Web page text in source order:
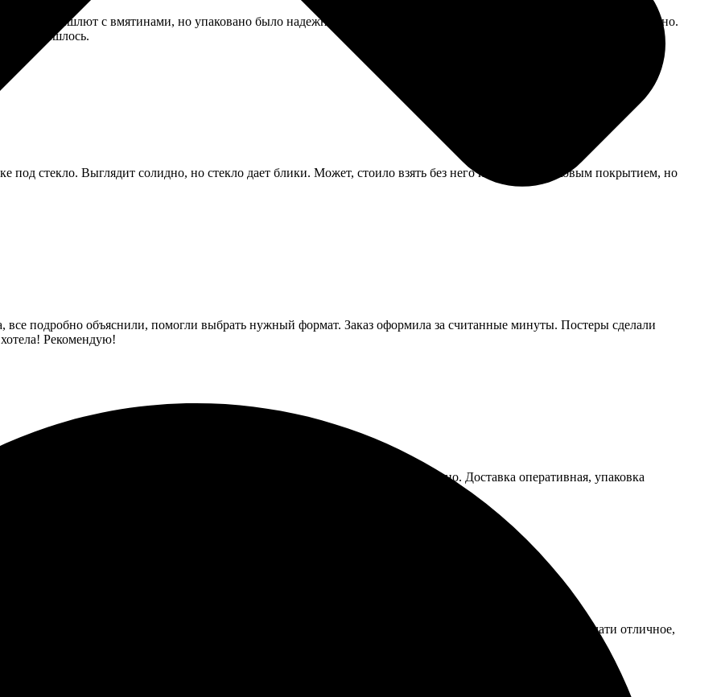
что пришлют с вмятинами, но упаковано было надежно, в жесткий конверт. Вешаеть на стену, смотрится современно.
пришлось.
под стекло. Выглядит солидно, но стекло дает блики. Может, стоило взять без него или с антибликовым покрытием, но
все подробно объяснили, помогли выбрать нужный формат. Заказ оформила за считанные минуты. Постеры сделали
Рекомендую!
выполнена быстро и качественно. Простая процедура оформления, все понятно. Доставка оперативная, упаковка
великолепные. Рекомендую попробовать!
постеров, все сделали быстро. Легко загрузил фото через сайт, выбрал размер и оплатил. Качество печати отличное,
порадовали, закажу еще.